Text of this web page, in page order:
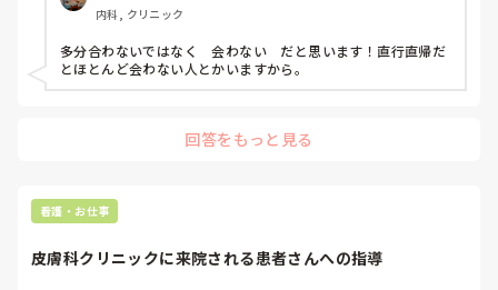
内科, クリニック
多分合わないではなく　会わない　だと思います！直行直帰だ
とほとんど会わない人とかいますから。
回答をもっと見る
看護・お仕事
皮膚科クリニックに来院される患者さんへの指導